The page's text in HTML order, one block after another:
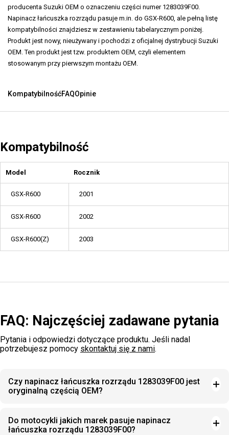
producenta Suzuki OEM o oznaczeniu części numer 1283039F00.
Napinacz łańcuszka rozrządu pasuje m.in. do GSX-R600, ale pełną listę
kompatybilności znajdziesz w zestawieniu tabelarycznym poniżej.
Produkt jest nowy, nieużywany i pochodzi z oficjalnej dystrybucji Suzuki
OEM. Ten produkt jest tzw. produktem OEM, czyli elementem
stosowanym przy pierwszym montażu OEM.
KompatybilnośćFAQOpinie
Kompatybilność
Model Rocznik
GSX-R600 2001
GSX-R600 2002
GSX-R600(Z) 2003
FAQ: Najczęściej zadawane pytania
Pytania i odpowiedzi dotyczące produktu. Jeśli nadal
potrzebujesz pomocy skontaktuj się z nami.
Czy napinacz łańcuszka rozrządu 1283039F00 jest
oryginalną częścią OEM?
Do motocykli jakich marek pasuje napinacz
łańcuszka rozrządu 1283039F00?